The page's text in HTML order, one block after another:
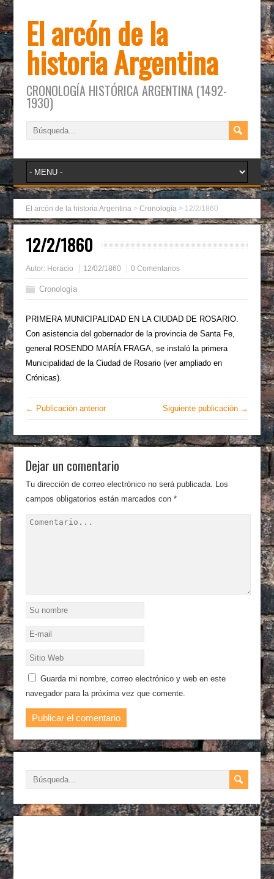
El arcón de la
historia Argentina
CRONOLOGÍA HISTÓRICA ARGENTINA (1492-
1930)
El arcón de la historia Argentina >Cronología > 12/2/1860
12/2/1860
Autor: Horacio 12/02/1860 0 Comentarios
Cronología
PRIMERA MUNICIPALIDAD EN LA CIUDAD DE ROSARIO.
Con asistencia del gobernador de la provincia de Santa Fe,
general ROSENDO MARÍA FRAGA, se instaló la primera
Municipalidad de la Ciudad de Rosario (ver ampliado en
Crónicas).
← Publicación anterior Siguiente publicación →
Dejar un comentario
Tu dirección de correo electrónico no será publicada. Los
campos obligatorios están marcados con*
Guarda mi nombre, correo electrónico y web en este
navegador para la próxima vez que comente.